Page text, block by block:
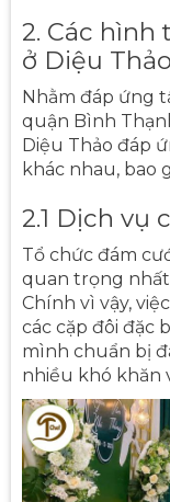
2. Các hình
ở Diệu Thảo
Nhằm đáp ứng
quận Bình
Diệu Thảo đáp
khác nhau, bao
2.1 Dịch vụ
Tổ chức đám
quan trọng
Chính vì vậy,
các cặp đôi đặc
mình chuẩn bị
nhiều khó khăn